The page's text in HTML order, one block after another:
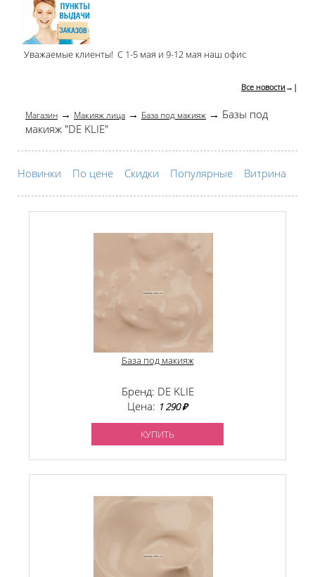
Уважаемые клиенты! С 1-5 мая и 9-12 мая наш офис
Все новости →|
Магазин → Макияж лица → База под макияж → Базы под
макияж "DE KLIE"
Новинки По цене Скидки Популярные Витрина
База под макияж
Бренд: DE KLIE
Цена: 1 290 ₽
КУПИТЬ